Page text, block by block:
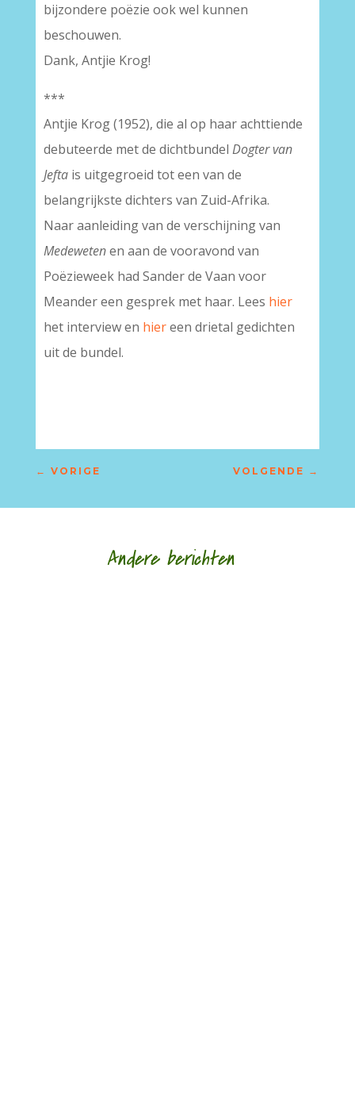
bijzondere poëzie ook wel kunnen
beschouwen.
Dank, Antjie Krog!
***
Antjie Krog (1952), die al op haar achttiende
debuteerde met de dichtbundel Dogter van
Jeftais uitgegroeid tot een van de
belangrijkste dichters van Zuid-Afrika.
Naar aanleiding van de verschijning van
Medewetenen aan de vooravond van
Poëzieweek had Sander de Vaan voor
Meander een gesprek met haar. Lees hier
het interview en hiereen drietal gedichten
uit de bundel.
← VORIGE VOLGENDE →
Andere berichten